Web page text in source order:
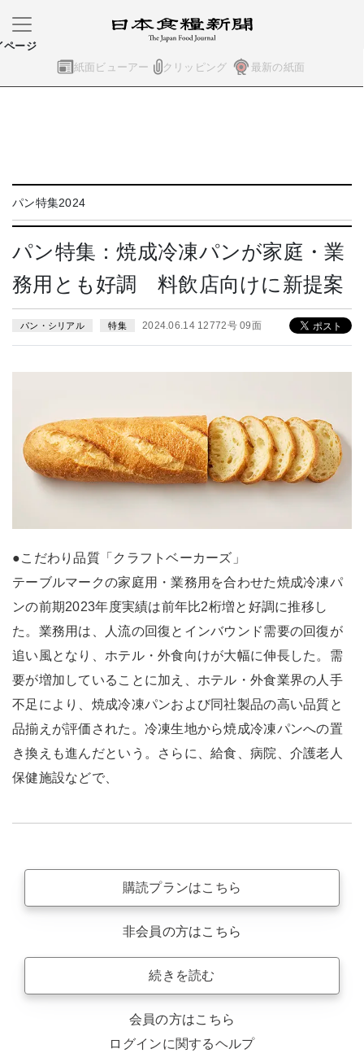
紙面ビューアー クリッピング 最新の紙面
ページ
パン特集2024
パン特集：焼成冷凍パンが家庭・業
務用とも好調 料飲店向けに新提案
パン・シリアル 特集 2024.06.14 12772号 09面
●こだわり品質「クラフトベーカーズ」
テーブルマークの家庭用・業務用を合わせた焼成冷凍パ
ンの前期2023年度実績は前年比2桁増と好調に推移し
た。業務用は、人流の回復とインバウンド需要の回復が
追い風となり、ホテル・外食向けが大幅に伸長した。需
要が増加していることに加え、ホテル・外食業界の人手
不足により、焼成冷凍パンおよび同社製品の高い品質と
品揃えが評価された。冷凍生地から焼成冷凍パンへの置
き換えも進んだという。さらに、給食、病院、介護老人
保健施設などで、
購読プランはこちら
非会員の方はこちら
続きを読む
会員の方はこちら
ログインに関するヘルプ